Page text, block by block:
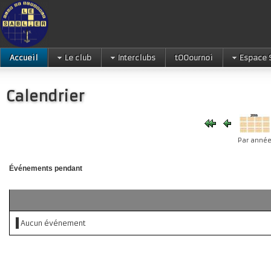
Accueil Le club Interclubs tOOournoi Espace
Calendrier
Par année
Événements pendant
Aucun événement